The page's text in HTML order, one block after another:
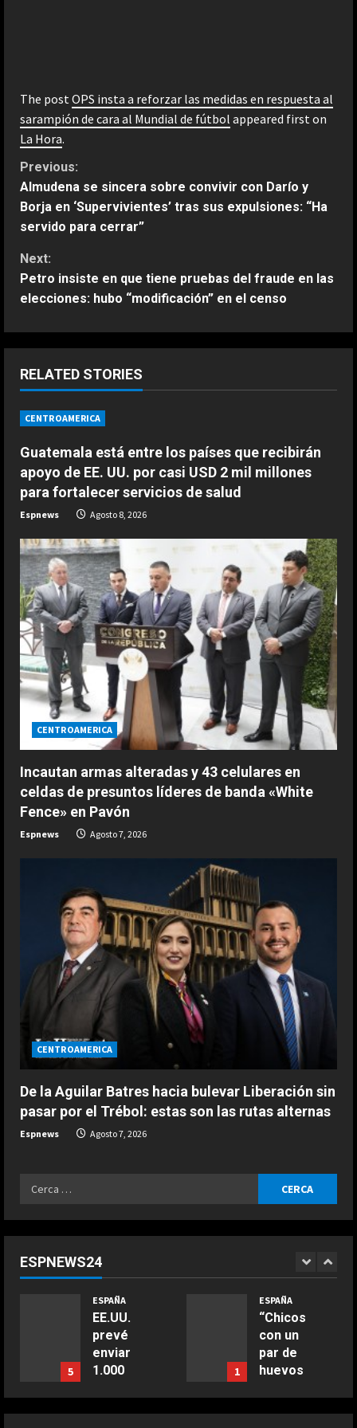
The post OPS insta a reforzar las medidas en respuesta al
sarampión de cara al Mundial de fútbol appeared first on
La Hora.
C
o
n
t
i
n
u
e
R
e
a
d
i
n
g
Previous:
Almudena se sincera sobre convivir con Darío y
Borja en ‘Supervivientes’ tras sus expulsiones: “Ha
servido para cerrar”
Next:
Petro insiste en que tiene pruebas del fraude en las
elecciones: hubo “modificación” en el censo
RELATED STORIES
CENTROAMERICA
Guatemala está entre los países que recibirán
apoyo de EE. UU. por casi USD 2 mil millones
para fortalecer servicios de salud
Espnews Agosto 8, 2026
CENTROAMERICA
Incautan armas alteradas y 43 celulares en
celdas de presuntos líderes de banda «White
Fence» en Pavón
Espnews Agosto 7, 2026
CENTROAMERICA
De la Aguilar Batres hacia bulevar Liberación sin
pasar por el Trébol: estas son las rutas alternas
Espnews Agosto 7, 2026
Ricerca
ESPNEWS24
5
ESPAÑA
EE.UU.
prevé
enviar
1.000
1
ESPAÑA
“Chicos
con un
par de
huevos